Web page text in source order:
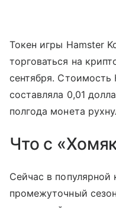
Токен игры Hamster
торговаться на
сентября. Стоимость
составляла 0,01
полгода монета
Что с
Сейчас в популярной
промежуточный